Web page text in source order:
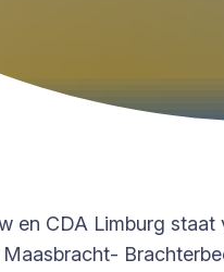
en CDA Limburg